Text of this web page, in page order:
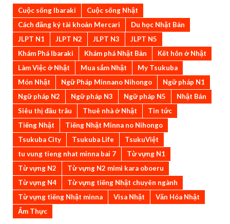
Cuộc sống Ibaraki
Cuộc sống Nhật
Cách đăng ký tài khoản Mercari
Du học Nhật Bản
JLPT N1
JLPT N2 JLPT N3
JLPT N5
Khám Phá Ibaraki
Khám phá Nhật Bản
Kết hôn ở Nhật
Làm Việc ở Nhật
Mua sắm Nhật
My Tsukuba
Món Nhật
Ngữ Pháp Minnano Nihongo
Ngữ pháp N1
Ngữ pháp N2
Ngữ pháp N3 Ngữ pháp N5
Nhật Bản
Siêu thị đầu trâu
Thuê nhà ở Nhật
Tin tức
Tiếng Nhật
Tiếng Nhật Minna no Nihongo
Tsukuba City
Tsukuba Life
TsukuViệt
tu vung tieng nhat minna bai 7
Từ vựng N1
Từ vựng N2
Từ vựng N2 mimi kara oboeru
Từ vựng N4
Từ vựng tiếng Nhật chuyên ngành
Từ vựng tiếng Nhật minna
Visa Nhật
Văn Hóa Nhật
Ẩm Thực